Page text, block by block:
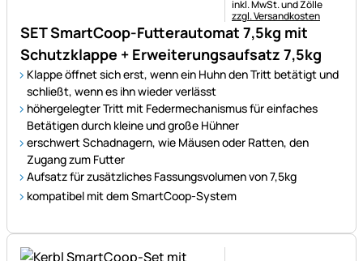
SET SmartCoop-Futterautomat 7,5kg mit
Schutzklappe + Erweiterungsaufsatz 7,5kg
Klappe öffnet sich erst, wenn ein Huhn den Tritt betätigt und
schließt, wenn es ihn wieder verlässt
höhergelegter Tritt mit Federmechanismus für einfaches
Betätigen durch kleine und große Hühner
erschwert Schadnagern, wie Mäusen oder Ratten, den
Zugang zum Futter
Aufsatz für zusätzliches Fassungsvolumen von 7,5kg
kompatibel mit dem SmartCoop-System
Steuerhinweis:
inkl. MwSt. und Zölle
zzgl. Versandkosten